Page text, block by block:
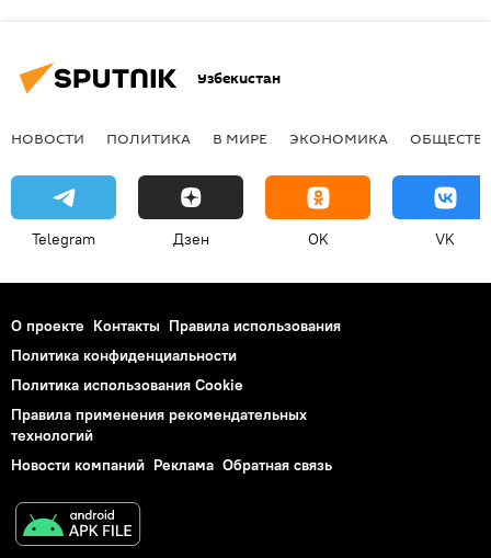
Узбекистан
НОВОСТИ ПОЛИТИКА В МИРЕ ЭКОНОМИКА
Telegram Дзен OK VK
О проекте Контакты Правила использования
Политика конфиденциальности
Политика использования Cookie
Правила применения рекомендательных
технологий
Новости компаний Реклама Обратная связь